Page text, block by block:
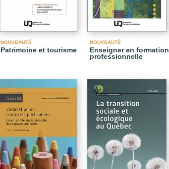
NOUVEAUTÉ
Patrimoine et tourisme
NOUVEAUTÉ
Enseigner en formation
professionnelle